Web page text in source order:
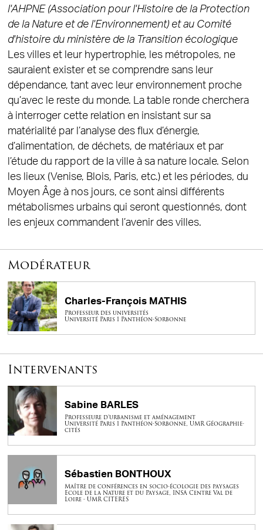
l'AHPNE (Association pour l'Histoire de la Protection
de la Nature et de l'Environnement) et au Comité
d'histoire du ministère de la Transition écologique
Les villes et leur hypertrophie, les métropoles, ne
sauraient exister et se comprendre sans leur
dépendance, tant avec leur environnement proche
qu’avec le reste du monde. La table ronde cherchera
à interroger cette relation en insistant sur sa
matérialité par l’analyse des flux d’énergie,
d’alimentation, de déchets, de matériaux et par
l’étude du rapport de la ville à sa nature locale. Selon
les lieux (Venise, Blois, Paris, etc.) et les périodes, du
Moyen Âge à nos jours, ce sont ainsi différents
métabolismes urbains qui seront questionnés, dont
les enjeux commandent l’avenir des villes.
Modérateur
Charles-François MATHIS
Professeur des universités
Université Paris 1 Panthéon-Sorbonne
Intervenants
Sabine BARLES
Professeure d’urbanisme et aménagement
Université Paris 1 Panthéon-Sorbonne, UMR Géographie-
cités
Sébastien BONTHOUX
Maître de conférences en socio-écologie des paysages
Ecole de la Nature et du Paysage, INSA Centre Val de
Loire - UMR CITERES